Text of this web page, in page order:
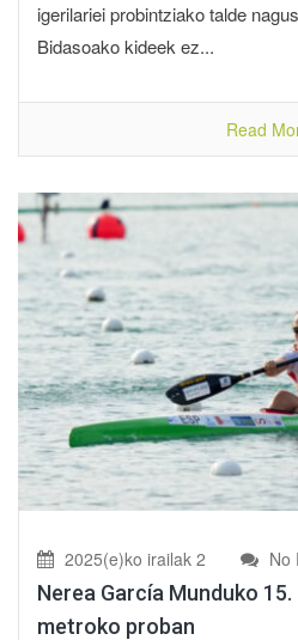
igerilariei probintziako talde
Bidasoako kideek ez...
Read
2025(e)ko irailak 2 No
Nerea García Munduko
metroko proban